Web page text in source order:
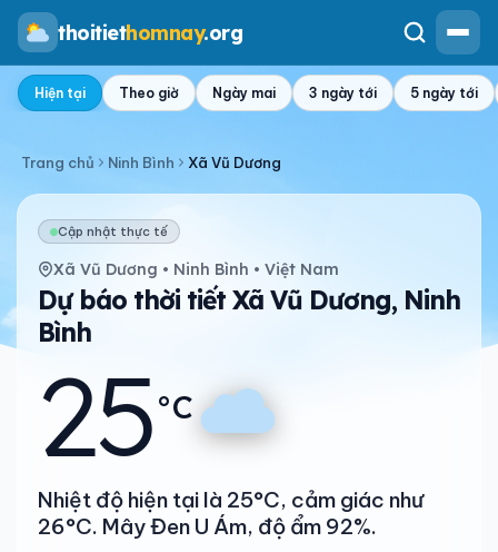
thoitiethomnay.org
Hiện tại Theo giờ Ngày mai 3 ngày tới 5 ngày tới
Trang chủ Ninh Bình Xã Vũ Dương
Cập nhật thực tế
Xã Vũ Dương • Ninh Bình • Việt Nam
Dự báo thời tiết Xã Vũ Dương, Ninh
Bình
25°C
Nhiệt độ hiện tại là 25°C, cảm giác như
26°C. Mây Đen U Ám, độ ẩm 92%.